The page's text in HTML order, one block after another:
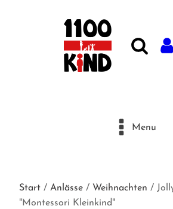
Menu
Start / Anlässe / Weihnachten /
"Montessori Kleinkind"